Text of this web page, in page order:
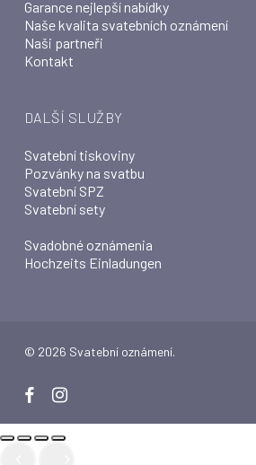
Garance nejlepší nabídky
Naše kvalita svatebních oznámení
Naši partneři
Kontakt
DALŠÍ SLUŽBY
Svatební tiskoviny
Pozvánky na svatbu
Svatební SPZ
Svatební sety
Svadobné oznámenia
Hochzeits Einladungen
© 2026 Svatební oznámení.
facebookinstagram